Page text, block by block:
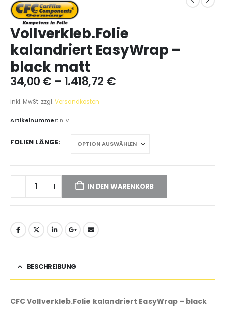
Vollverkleb.Folie
kalandriert EasyWrap –
black matt
34,00€ – 1.418,72 €
inkl. MwSt. zzgl.Versandkosten
Artikelnummer: n. v.
FOLIEN LÄNGE
IN DEN WARENKORB
BESCHREIBUNG
CFC Vollverkleb.Folie kalandriert EasyWrap – black